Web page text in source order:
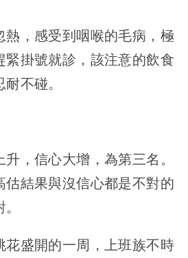
熱，感受到咽喉的毛病，極
緊掛號就診，該注意的飲食
不碰。
，信心大增，為第三名。
估結果與沒信心都是不對的
花盛開的一周，上班族不時